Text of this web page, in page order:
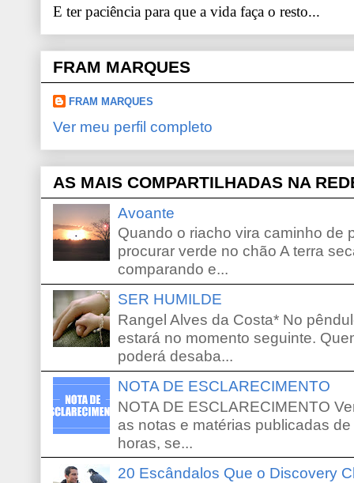
E ter paciência para que a vida faça o resto...
FRAM MARQUES
FRAM MARQUES
Ver meu perfil completo
AS MAIS COMPARTILHADAS NA
Avoante
Quando o riacho vira caminho de
procurar verde no chão A terra
comparando e...
SER HUMILDE
Rangel Alves da Costa* No
estará no momento seguinte.
poderá desaba...
NOTA DE ESCLARECIMENTO
NOTA DE ESCLARECIMENTO
as notas e matérias publicadas
horas, se...
20 Escândalos Que o Discovery